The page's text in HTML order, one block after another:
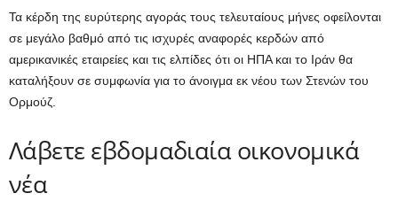
Τα κέρδη της ευρύτερης αγοράς τους τελευταίους μήνες οφείλονται
σε μεγάλο βαθμό από τις ισχυρές αναφορές κερδών από
αμερικανικές εταιρείες και τις ελπίδες ότι οι ΗΠΑ και το Ιράν θα
καταλήξουν σε συμφωνία για το άνοιγμα εκ νέου των Στενών του
Ορμούζ.
Λάβετε εβδομαδιαία οικονομικά
νέα